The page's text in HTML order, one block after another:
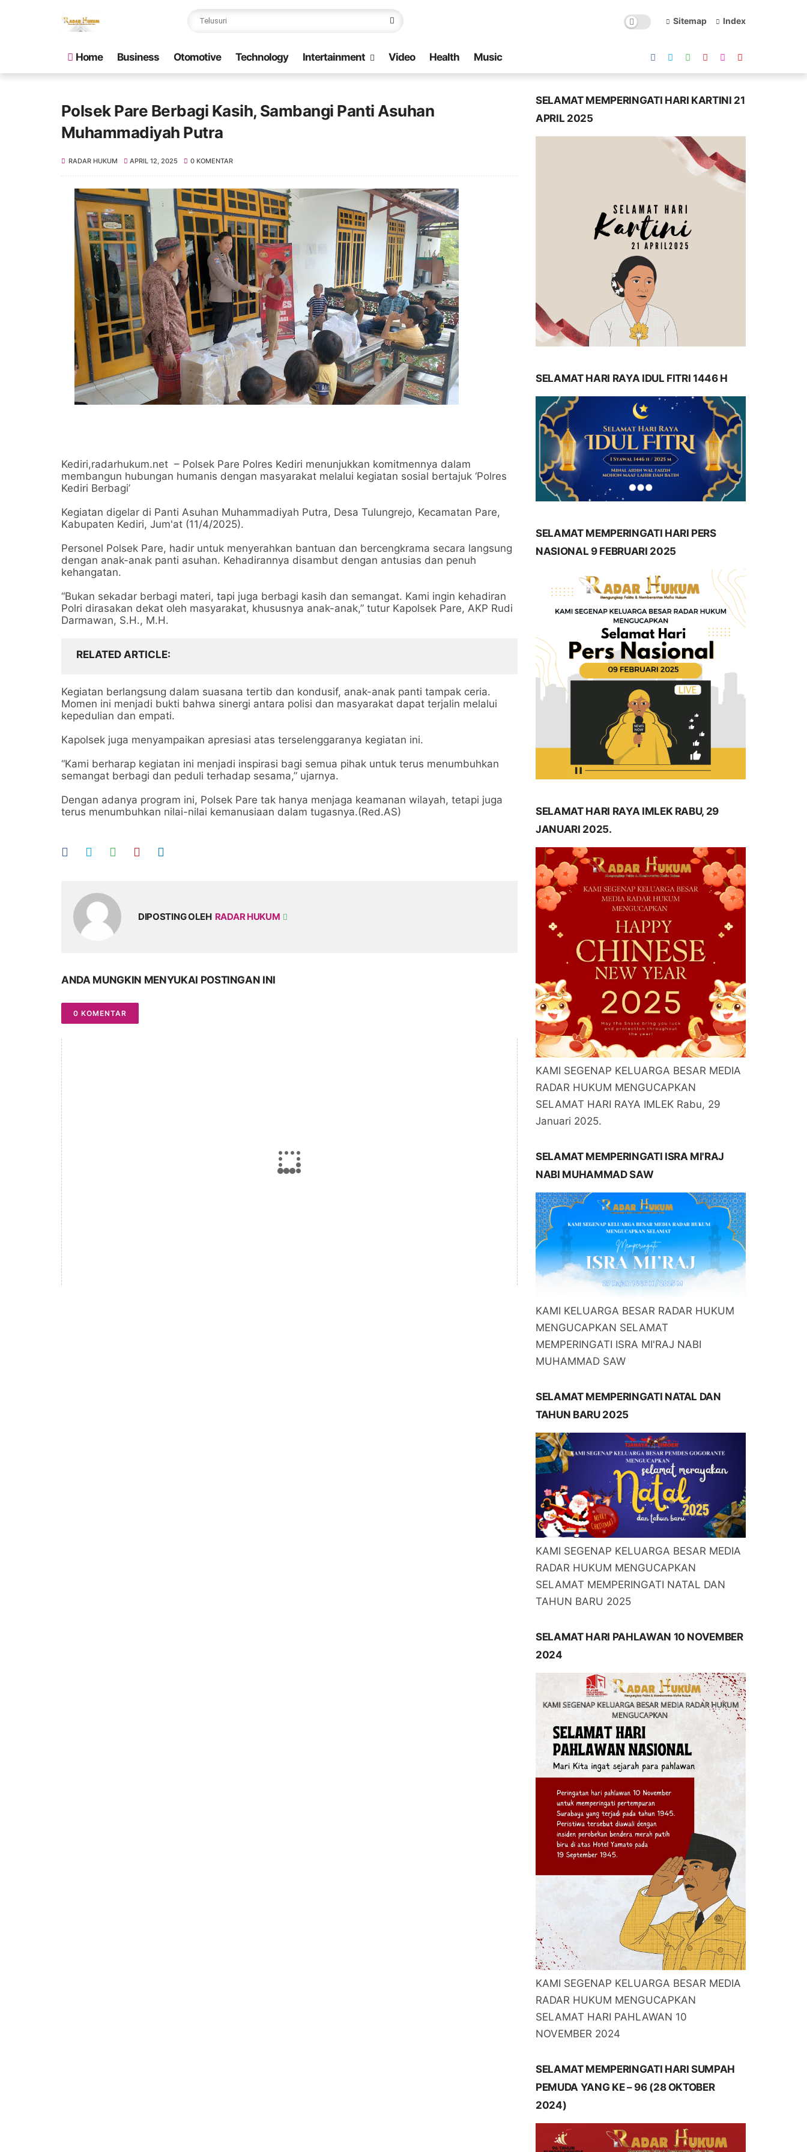
Sitemap Index
Home Business Otomotive Technology Intertainment Video Health Music
Polsek Pare Berbagi Kasih, Sambangi Panti Asuhan
Muhammadiyah Putra
RADAR HUKUM APRIL 12, 2025 0 KOMENTAR
Kediri,radarhukum.net – Polsek Pare Polres Kediri menunjukkan komitmennya dalam
membangun hubungan humanis dengan masyarakat melalui kegiatan sosial bertajuk ‘Polres
Kediri Berbagi’
Kegiatan digelar di Panti Asuhan Muhammadiyah Putra, Desa Tulungrejo, Kecamatan Pare,
Kabupaten Kediri, Jum'at (11/4/2025).
Personel Polsek Pare, hadir untuk menyerahkan bantuan dan bercengkrama secara langsung
dengan anak-anak panti asuhan. Kehadirannya disambut dengan antusias dan penuh
kehangatan.
“Bukan sekadar berbagi materi, tapi juga berbagi kasih dan semangat. Kami ingin kehadiran
Polri dirasakan dekat oleh masyarakat, khususnya anak-anak,” tutur Kapolsek Pare, AKP Rudi
Darmawan, S.H., M.H.
RELATED ARTICLE
Kegiatan berlangsung dalam suasana tertib dan kondusif, anak-anak panti tampak ceria.
Momen ini menjadi bukti bahwa sinergi antara polisi dan masyarakat dapat terjalin melalui
kepedulian dan empati.
Kapolsek juga menyampaikan apresiasi atas terselenggaranya kegiatan ini.
“Kami berharap kegiatan ini menjadi inspirasi bagi semua pihak untuk terus menumbuhkan
semangat berbagi dan peduli terhadap sesama,” ujarnya.
Dengan adanya program ini, Polsek Pare tak hanya menjaga keamanan wilayah, tetapi juga
terus menumbuhkan nilai-nilai kemanusiaan dalam tugasnya.(Red.AS)
DIPOSTING OLEH RADAR HUKUM
ANDA MUNGKIN MENYUKAI POSTINGAN INI
0 KOMENTAR
SELAMAT MEMPERINGATI HARI KARTINI 21
APRIL 2025
SELAMAT HARI RAYA IDUL FITRI 1446 H
SELAMAT MEMPERINGATI HARI PERS
NASIONAL 9 FEBRUARI 2025
SELAMAT HARI RAYA IMLEK RABU, 29
JANUARI 2025.
KAMI SEGENAP KELUARGA BESAR MEDIA
RADAR HUKUM MENGUCAPKAN
SELAMAT HARI RAYA IMLEK Rabu, 29
Januari 2025.
SELAMAT MEMPERINGATI ISRA MI'RAJ
NABI MUHAMMAD SAW
KAMI KELUARGA BESAR RADAR HUKUM
MENGUCAPKAN SELAMAT
MEMPERINGATI ISRA MI'RAJ NABI
MUHAMMAD SAW
SELAMAT MEMPERINGATI NATAL DAN
TAHUN BARU 2025
KAMI SEGENAP KELUARGA BESAR MEDIA
RADAR HUKUM MENGUCAPKAN
SELAMAT MEMPERINGATI NATAL DAN
TAHUN BARU 2025
SELAMAT HARI PAHLAWAN 10 NOVEMBER
2024
KAMI SEGENAP KELUARGA BESAR MEDIA
RADAR HUKUM MENGUCAPKAN
SELAMAT HARI PAHLAWAN 10
NOVEMBER 2024
SELAMAT MEMPERINGATI HARI SUMPAH
PEMUDA YANG KE – 96 (28 OKTOBER
2024)